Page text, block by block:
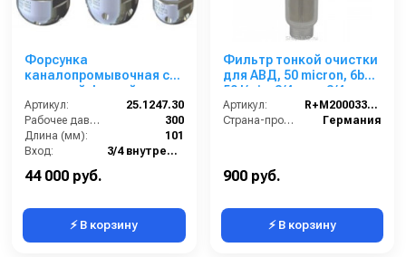
Форсунка
каналопромывочная с
роторной фрезой сопло
30; вход 3/4г; бой 6Rх4S
Артикул:
25.1247.30
Рабочее давление (бар):
300
Длина (мм):
101
Вход:
3/4 внутренняя резьба
44 000 руб.
⚡ В корзину
Фильтр тонкой очистки
для АВД, 50 micron, 6bar,
50 l/min, 3/4внут-3/4внеш
100 шт. в упаковке
Артикул:
R+M200033900
Страна-производитель:
Германия
900 руб.
⚡ В корзину